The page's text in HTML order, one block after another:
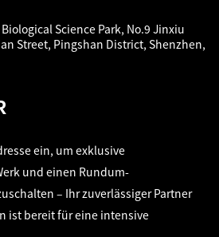
Science Park, No.9 Jinxiu
Street, Pingshan District, Shenzhen,
ein, um exklusive
und einen Rundum-
– Ihr zuverlässiger Partner
ist bereit für eine intensive